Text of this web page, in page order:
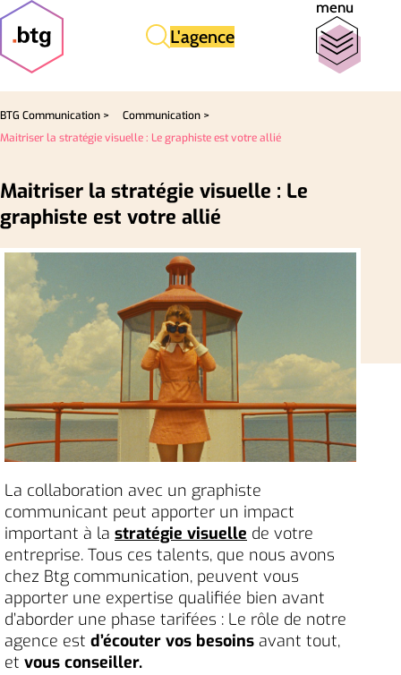
L'agence
menu
BTG Communication >
Communication >
Maitriser la stratégie visuelle : Le graphiste est votre allié
Maitriser la stratégie visuelle : Le
graphiste est votre allié
La collaboration avec un graphiste
communicant peut apporter un impact
important à la stratégie visuelle de votre
entreprise. Tous ces talents, que nous avons
chez Btg communication, peuvent vous
apporter une expertise qualifiée bien avant
d’aborder une phase tarifées : Le rôle de notre
agence est d’écouter vos besoins avant tout,
et vous conseiller.